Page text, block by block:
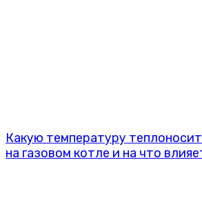
Какую температуру
на газовом котле и на что